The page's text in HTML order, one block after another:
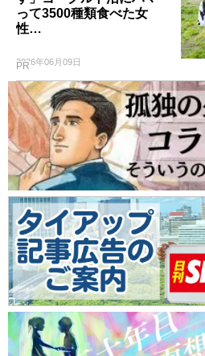
って3500種類食べた女
性…
2026年06月09日
PR